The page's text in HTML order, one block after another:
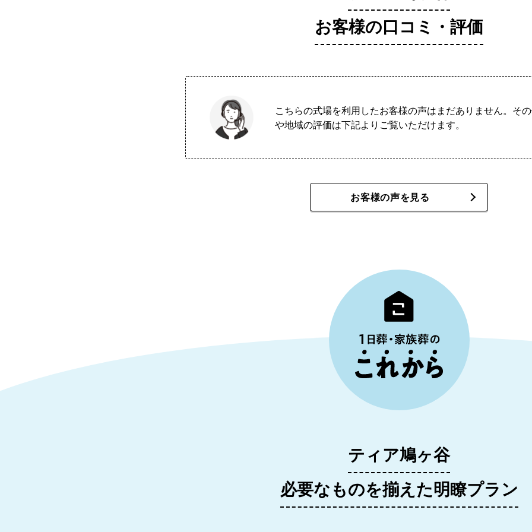
お客様の口コミ・評価
こちらの式場を利用したお客様の声はまだありません。そ
や地域の評価は下記よりご覧いただけます。
お客様の声を見る
ティア鳩ヶ谷
必要なものを揃えた明瞭プラン